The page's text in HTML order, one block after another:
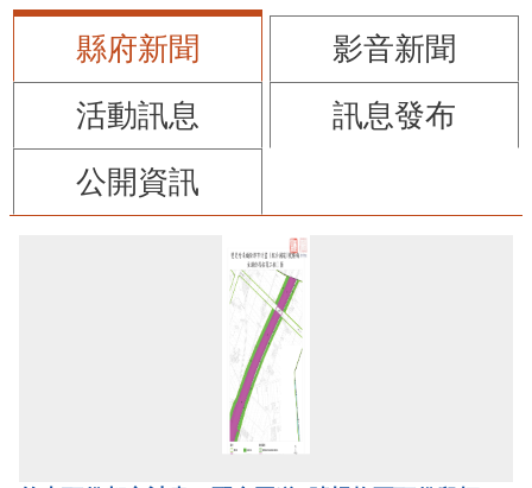
縣府新聞
影音新聞
活動訊息
訊息發布
公開資訊